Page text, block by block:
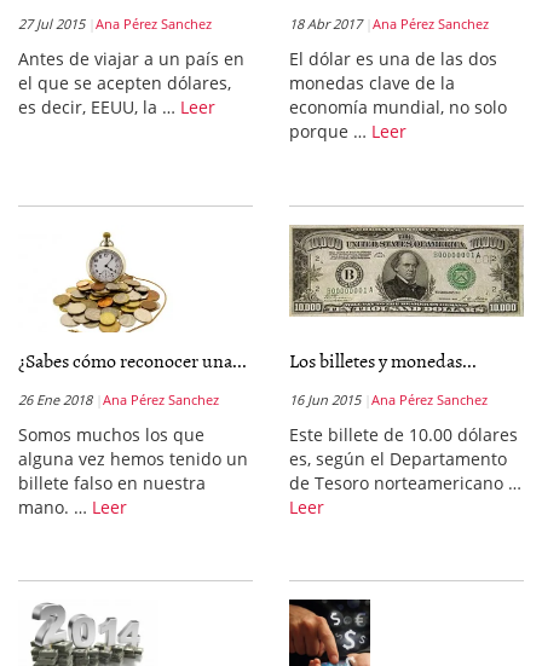
27 Jul 2015 Ana Pérez Sanchez
Antes de viajar a un país en
el que se acepten dólares,
es decir, EEUU, la … Leer
18 Abr 2017 Ana Pérez Sanchez
El dólar es una de las dos
monedas clave de la
economía mundial, no solo
porque … Leer
¿Sabes cómo reconocer una...
26 Ene 2018 Ana Pérez Sanchez
Somos muchos los que
alguna vez hemos tenido un
billete falso en nuestra
mano. … Leer
Los billetes y monedas...
16 Jun 2015 Ana Pérez Sanchez
Este billete de 10.00 dólares
es, según el Departamento
de Tesoro norteamericano …
Leer